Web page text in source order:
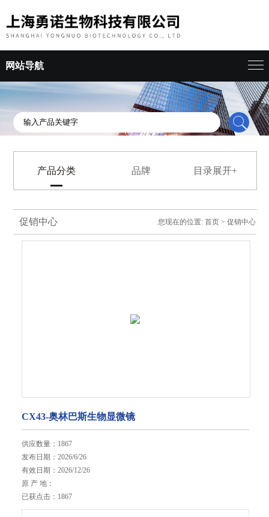
网站导航
产品分类 品牌 目录展开+
促销中心 您现在的位置: 首页> 促销中心
CX43-奥林巴斯生物显微镜
供应数量：1867
发布日期：2026/6/26
有效日期：2026/12/26
原 产 地：
已获点击：1867